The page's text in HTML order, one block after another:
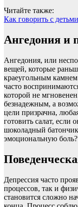
Читайте также:
Как говорить с
Ангедония и
Ангедония, или
вещей, которые
краеугольным
часто
которой не
безнадежным, а
цели призрачна,
готовить салат, если
шоколадный
эмоциональную боль?
Депрессия часто
процессов, так и
становится сложно